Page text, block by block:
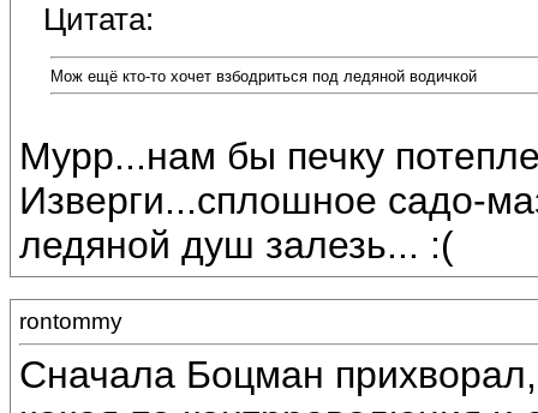
Цитата:
Мож ещё кто-то хочет взбодриться под ледяной водичкой
Мурр...нам бы печку
Изверги...сплошное садо-
ледяной душ залезь... :(
rontommy
Сначала Боцман